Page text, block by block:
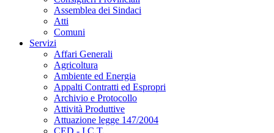
Assemblea dei Sindaci
Atti
Comuni
Servizi
Affari Generali
Agricoltura
Ambiente ed Energia
Appalti Contratti ed Espropri
Archivio e Protocollo
Attività Produttive
Attuazione legge 147/2004
CED - I.C.T.